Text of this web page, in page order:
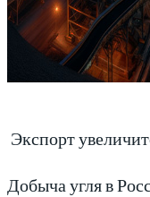
Экспорт
Добыча угля в